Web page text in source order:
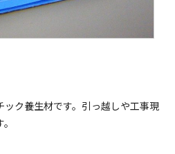
ク養生材です。引っ越しや工事現